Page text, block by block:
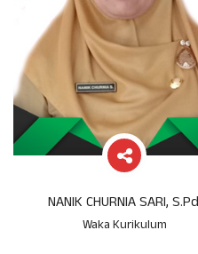
NANIK CHURNIA SARI,
Waka Kurikulum